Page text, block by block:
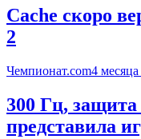
Cache скоро
2
Чемпионат.com4 месяца
300 Гц,
представила